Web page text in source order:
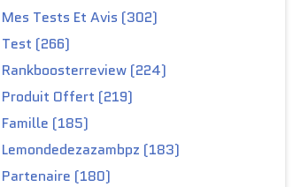
Mes Tests Et Avis (302)
Test (266)
Rankboosterreview (224)
Produit Offert (219)
Famille (185)
Lemondedezazambpz (183)
Partenaire (180)